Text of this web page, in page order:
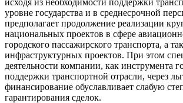
уровне государства и в среднесрочной
предполагает продолжение реализации
национальных проектов в сфере
городского пассажирского транспорта, а
инфраструктурных проектов. При этом
деятельности компании, как инструмента
поддержки транспортной отрасли, через
финансирование обуславливает слабую
гарантирования сделок.